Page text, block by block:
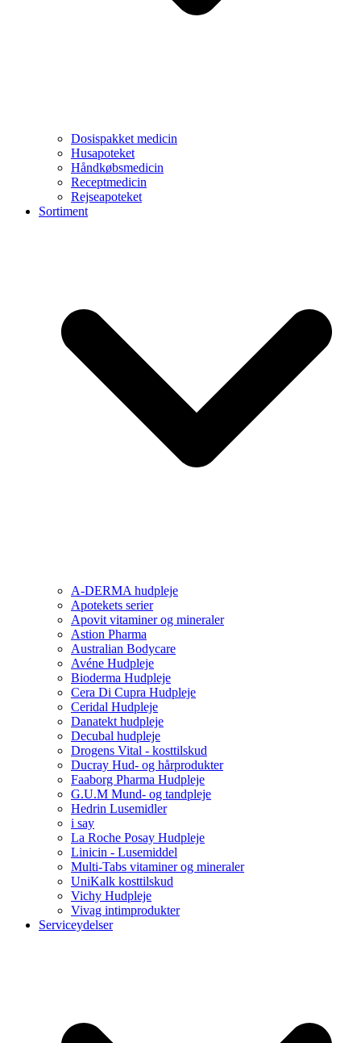
Dosispakket medicin
Husapoteket
Håndkøbsmedicin
Receptmedicin
Rejseapoteket
Sortiment
A-DERMA hudpleje
Apotekets serier
Apovit vitaminer og mineraler
Astion Pharma
Australian Bodycare
Avéne Hudpleje
Bioderma Hudpleje
Cera Di Cupra Hudpleje
Ceridal Hudpleje
Danatekt hudpleje
Decubal hudpleje
Drogens Vital - kosttilskud
Ducray Hud- og hårprodukter
Faaborg Pharma Hudpleje
G.U.M Mund- og tandpleje
Hedrin Lusemidler
i say
La Roche Posay Hudpleje
Linicin - Lusemiddel
Multi-Tabs vitaminer og mineraler
UniKalk kosttilskud
Vichy Hudpleje
Vivag intimprodukter
Serviceydelser